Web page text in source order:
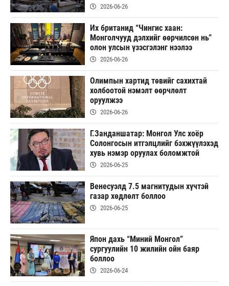
2026-06-26
Их британид “Чингис хаан:
Монголчууд дэлхийг өөрчилсөн нь”
олон улсын үзэсгэлэнг нээлээ
2026-06-26
Олимпын хартид төвийг сахихтай
холбоотой нэмэлт өөрчлөлт
оруулжээ
2026-06-26
Г.Занданшатар: Монгол Улс хоёр
Солонгосын итгэлцлийг бэхжүүлэхэд
хувь нэмэр оруулах боломжтой
2026-06-25
Венесуэлд 7.5 магнитудын хүчтэй
газар хөдлөлт боллоо
2026-06-25
Япон дахь “Миний Монгол”
сургуулийн 10 жилийн ойн баяр
боллоо
2026-06-24